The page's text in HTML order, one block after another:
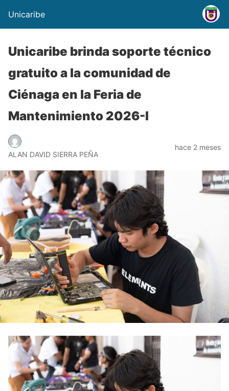
Unicaribe
Unicaribe brinda soporte técnico
gratuito a la comunidad de
Ciénaga en la Feria de
Mantenimiento 2026-I
ALAN DAVID SIERRA PEÑA
hace 2 meses